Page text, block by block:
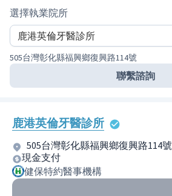
選擇執業院所
505台灣彰化縣福興鄉復興路114號
聯繫諮詢
鹿港英倫牙醫診所
505台灣彰化縣福興鄉復興路114號
現金支付
健保特約醫事機構